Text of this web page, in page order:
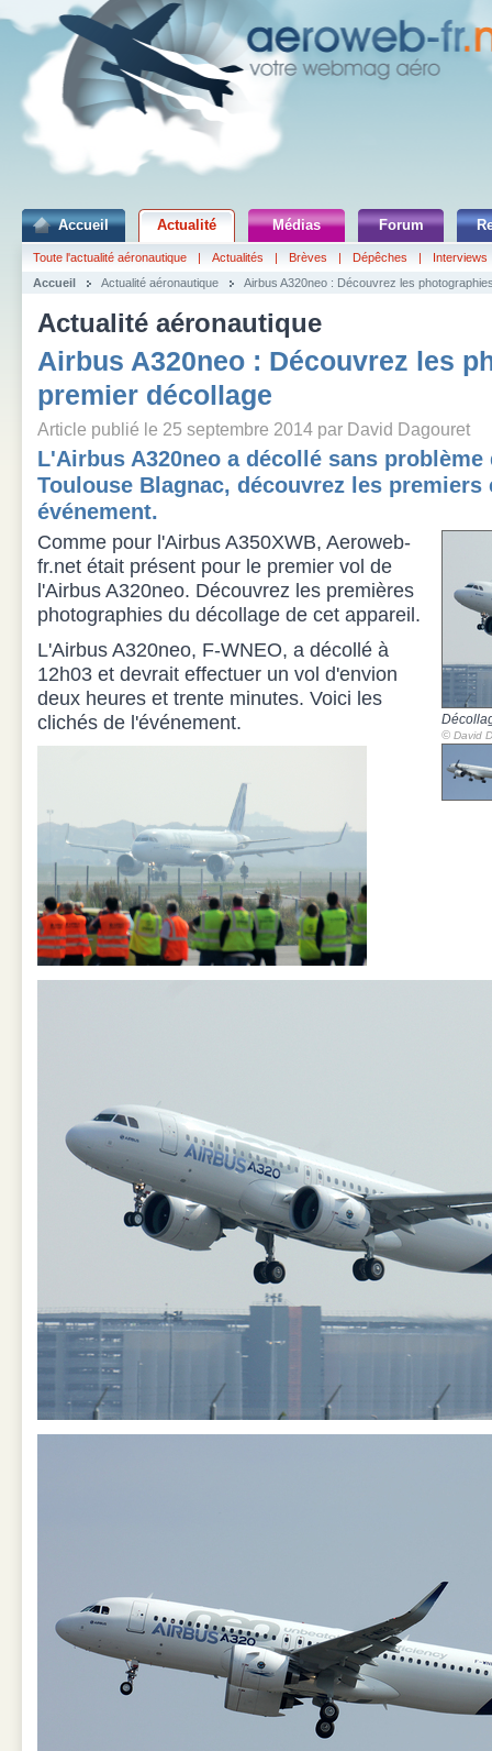
Accueil Actualité Médias Forum
Toute l'actualité aéronautique | Actualités | Brèves | Dépêches |
Interviews
Accueil
Actualité aéronautique Airbus A320neo : Découvrez les
Actualité aéronautique
Airbus A320neo : Découvrez les
premier décollage
Article publié le 25 septembre 2014 par David Dagouret
L'Airbus A320neo a décollé sans
Toulouse Blagnac, découvrez les premiers
événement.
© David
Comme pour l'Airbus A350XWB, Aeroweb-
fr.net était présent pour le premier vol de
l'Airbus A320neo. Découvrez les premières
photographies du décollage de cet appareil.
L'Airbus A320neo, F-WNEO, a décollé à
12h03 et devrait effectuer un vol d'envion
deux heures et trente minutes. Voici les
clichés de l'événement.